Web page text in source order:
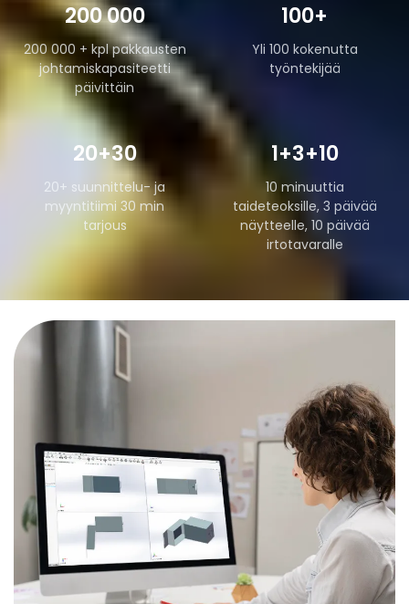
200 000
200 000 + kpl pakkausten
johtamiskapasiteetti
päivittäin
100+
Yli 100 kokenutta
työntekijää
20+30
20+ suunnittelu- ja
myyntitiimi 30 min
tarjous
1+3+10
10 minuuttia
taideteoksille, 3 päivää
näytteelle, 10 päivää
irtotavaralle